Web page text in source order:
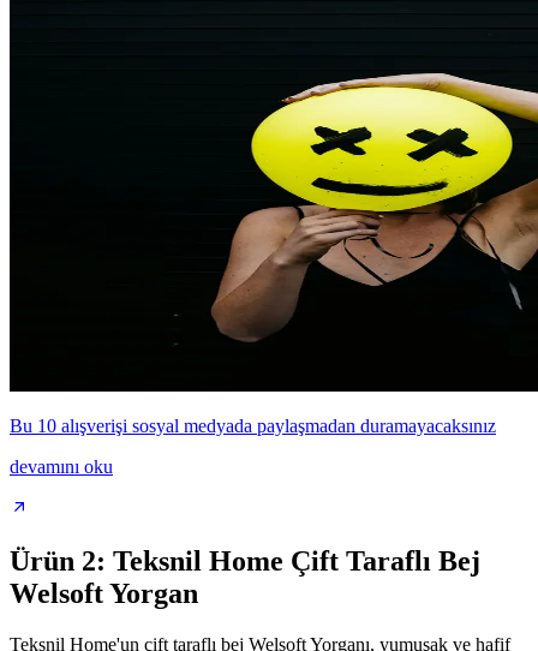
Bu 10 alışverişi sosyal medyada paylaşmadan duramayacaksınız
devamını oku
Ürün 2: Teksnil Home Çift Taraflı Bej
Welsoft Yorgan
Teksnil Home'un çift taraflı bej Welsoft Yorganı, yumuşak ve hafif